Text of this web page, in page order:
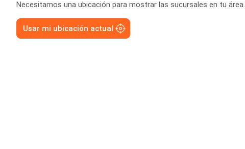
Necesitamos una ubicación para mostrar las sucursales en tu área.
Usar mi ubicación actual